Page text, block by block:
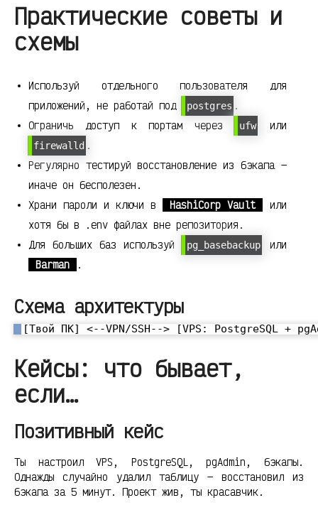
Практические советы и
схемы
Используй отдельного пользователя для
приложений, не работай под
postgres .
Ограничь доступ к портам через
ufw или
firewalld .
Регулярно тестируй восстановление из бэкапа —
иначе он бесполезен.
Храни пароли и ключи в
HashiCorp Vault
или
хотя бы в .env файлах вне репозитория.
Для больших баз используй
pg_basebackup
или
Barman
.
Схема архитектуры
Кейсы: что бывает,
если…
Позитивный кейс
Ты настроил VPS, PostgreSQL, pgAdmin, бэкапы.
Однажды случайно удалил таблицу — восстановил из
бэкапа за 5 минут. Проект жив, ты красавчик.